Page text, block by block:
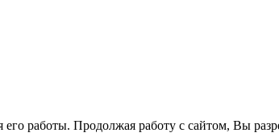
работы. Продолжая работу с сайтом, Вы